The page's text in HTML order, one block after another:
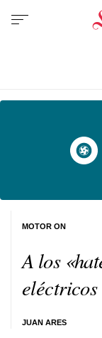
A los
eléctricos
JUAN ARES
MOTOR ON